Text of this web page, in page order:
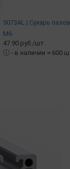
5073AL | Сухарь
М6
47.90 руб./шт.
ⓘ - в наличии ≈ 600